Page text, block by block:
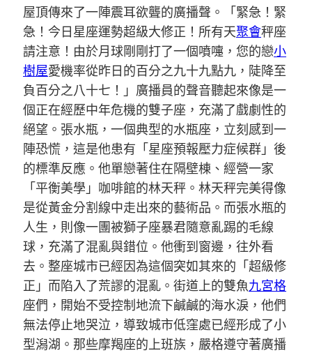
屋頂傳來了一陣震耳欲聾的廣播聲。「緊急！緊
急！今日星座運勢超級大修正！所有天聚會秤座
請注意！由於月球剛剛打了一個噴嚏，您的戀小
樹屋愛機率從昨日的百分之九十九點九，陡降至
負百分之八十七！」廣播員的聲音聽起來像是一
個正在經歷中年危機的雙子座，充滿了戲劇性的
絕望。張水瓶，一個典型的水瓶座，立刻感到一
陣恐慌，這是他患有「星座預報壓力症候群」後
的標準反應。他單戀著住在隔壁棟、經營一家
「平衡美學」咖啡館的林天秤。林天秤完美得像
是從黃金分割線中走出來的藝術品。而張水瓶的
人生，則像一團被獅子座暴君隨意亂踢的毛線
球，充滿了混亂與錯位。他衝到窗邊，往外看
去。整座城市已經因為這個突如其來的「超級修
正」而陷入了荒謬的混亂。街道上的雙魚九宮格
座們，開始不受控制地流下鹹鹹的海水淚，他們
無法停止地哭泣，導致城市低窪處已經形成了小
型潟湖。那些摩羯座的上班族，嚴格遵守著廣播